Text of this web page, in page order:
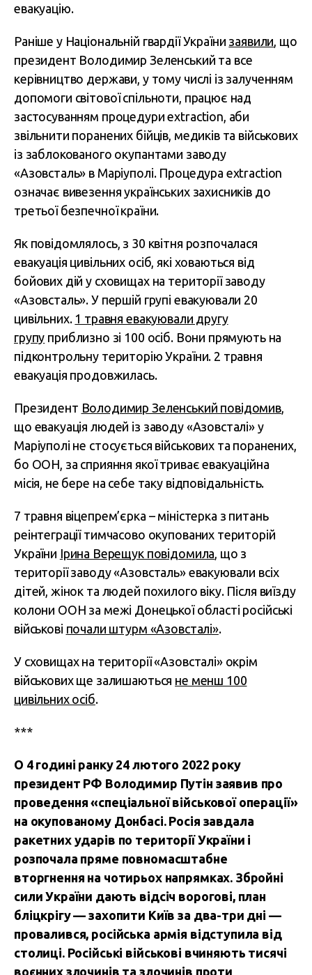
евакуацію.
Раніше у Національній гвардії України заявили , що
президент Володимир Зеленський та все
керівництво держави, у тому числі із залученням
допомоги світової спільноти, працює над
застосуванням процедури extraction, аби
звільнити поранених бійців, медиків та військових
із заблокованого окупантами заводу
«Азовсталь» в Маріуполі. Процедура extraction
означає вивезення українських захисників до
третьої безпечної країни.
Як повідомлялось, з 30 квітня розпочалася
евакуація цивільних осіб, які ховаються від
бойових дій у сховищах на території заводу
«Азовсталь». У першій групі евакуювали 20
цивільних. 1 травня евакуювали другу
групу приблизно зі 100 осіб. Вони прямують на
підконтрольну територію України. 2 травня
евакуація продовжилась.
Президент Володимир Зеленський повідомив
що евакуація людей із заводу «Азовсталі» у
Маріуполі не стосується військових та поранених,
бо ООН, за сприяння якої триває евакуаційна
місія, не бере на себе таку відповідальність.
7 травня віцепрем’єрка – міністерка з питань
реінтеграції тимчасово окупованих територій
України Ірина Верещук повідомила , що з
території заводу «Азовсталь» евакуювали всіх
дітей, жінок та людей похилого віку. Після виїзду
колони ООН за межі Донецької області російські
військові почали штурм «Азовсталі».
У сховищах на території «Азовсталі» окрім
військових ще залишаються не менш 100
цивільних осіб.
***
О 4 годині ранку 24 лютого 2022 року
президент РФ Володимир Путін заявив про
проведення «спеціальної військової операції»
на окупованому Донбасі. Росія завдала
ракетних ударів по території України і
розпочала пряме повномасштабне
вторгнення на чотирьох напрямках. Збройні
сили України дають відсіч ворогові, план
бліцкрігу — захопити Київ за два-три дні —
провалився, російська армія відступила від
столиці. Російські військові вчиняють тисячі
воєнних злочинів та злочинів проти